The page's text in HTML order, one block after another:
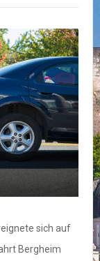
sich auf
Bergheim